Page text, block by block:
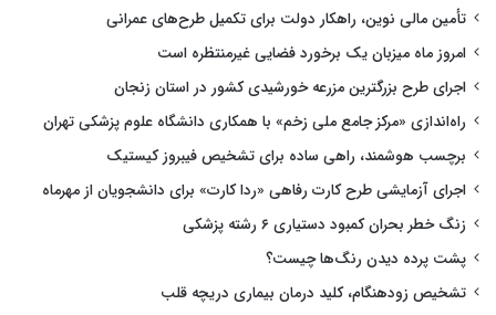
تأمین مالی نوین، راهکار دولت برای تکمیل طرح‌های عمرانی
امروز ماه میزبان یک برخورد فضایی غیرمنتظره است
اجرای طرح بزرگترین مزرعه خورشیدی کشور در استان زنجان
راه‌اندازی «مرکز جامع ملی زخم» با همکاری دانشگاه علوم پزشکی تهران
برچسب هوشمند، راهی ساده برای تشخیص فیبروز کیستیک
اجرای آزمایشی طرح کارت رفاهی «ردا کارت» برای دانشجویان از مهرماه
زنگ خطر بحران کمبود دستیاری ۶ رشته پزشکی
پشت پرده دیدن رنگ‌ها چیست؟
تشخیص زودهنگام، کلید درمان بیماری دریچه قلب